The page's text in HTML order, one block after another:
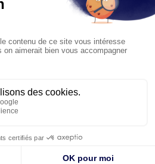
pastorale du pape Léon
Assise à suivre sur KTO le
6 août
en Uruguay, Argentine et
du 6 au 17 novembre 2026
Mentions légales